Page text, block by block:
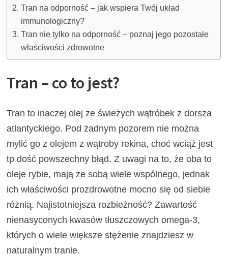
Tran na odporność – jak wspiera Twój układ
immunologiczny?
Tran nie tylko na odporność – poznaj jego pozostałe
właściwości zdrowotne
Tran – co to jest?
Tran to inaczej olej ze świeżych wątróbek z dorsza
atlantyckiego. Pod żadnym pozorem nie można
mylić go z olejem z wątroby rekina, choć wciąż jest
tp dość powszechny błąd. Z uwagi na to, że oba to
oleje rybie, mają ze sobą wiele wspólnego, jednak
ich właściwości prozdrowotne mocno się od siebie
różnią. Najistotniejsza rozbieżność? Zawartość
nienasyconych kwasów tłuszczowych omega-3,
których o wiele większe stężenie znajdziesz w
naturalnym tranie.